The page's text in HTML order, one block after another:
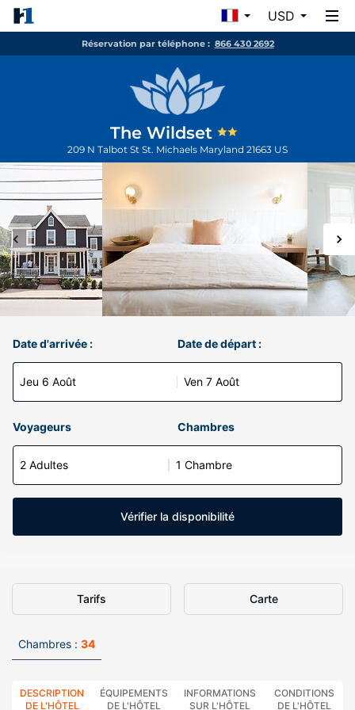
USD
Réservation par téléphone : 866 430 2692
The Wildset
209 N Talbot St St. Michaels Maryland 21663 US
Date d'arrivée :
Jeu 6 Août
Date de départ :
Ven 7 Août
Voyageurs Chambres
2 Adultes 1 Chambre
Vérifier la disponibilité
Tarifs Carte
Chambres : 34
DESCRIPTION
DE L'HÔTEL
ÉQUIPEMENTS
DE L'HÔTEL
INFORMATIONS
SUR L'HÔTEL
CONDITIONS
DE L'HÔTEL